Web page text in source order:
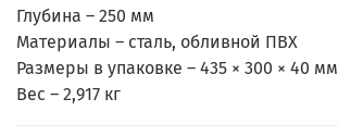
Глубина – 250 мм
Материалы – сталь, обливной ПВХ
Размеры в упаковке – 435 × 300 × 40 мм
Вес – 2,917 кг